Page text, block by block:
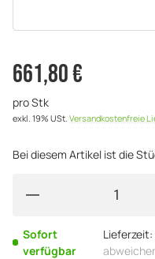
661,80 €
pro Stk
exkl. 19% USt. Versandkostenfreie
Bei diesem Artikel ist die
Sofort
verfügbar
Lieferzeit: